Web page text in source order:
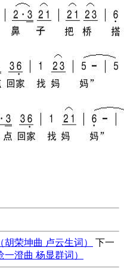
荣坤曲 卢云生词）
下一
澄曲 杨显群词）